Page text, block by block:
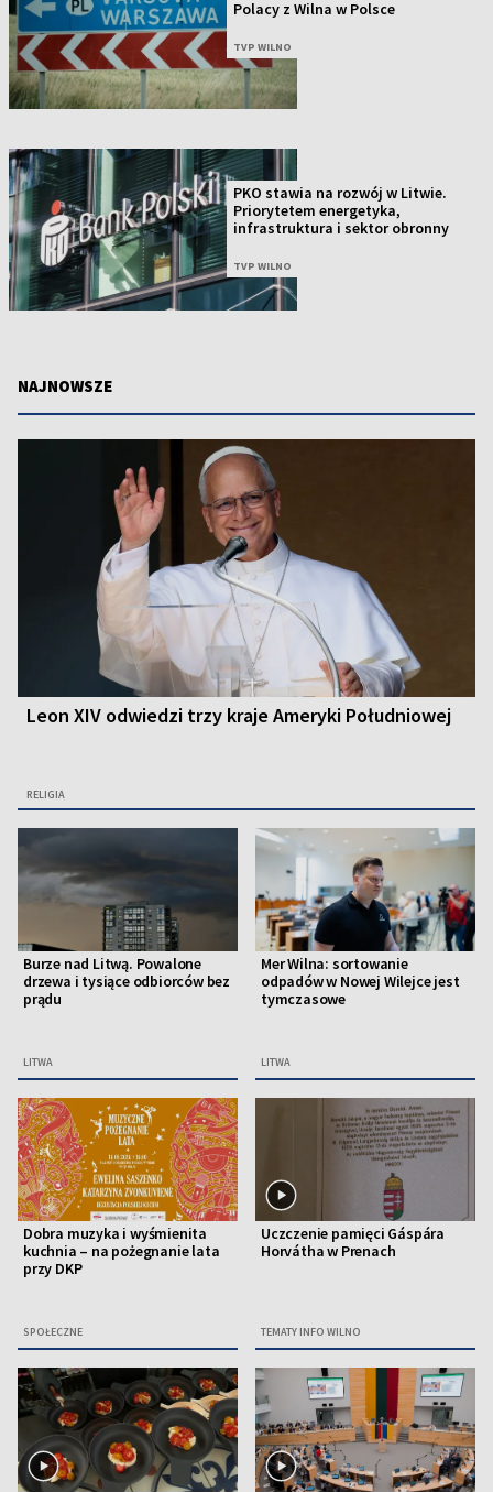
Polacy z Wilna w Polsce
TVP WILNO
PKO stawia na rozwój w Litwie.
Priorytetem energetyka,
infrastruktura i sektor obronny
TVP WILNO
NAJNOWSZE
Leon XIV odwiedzi trzy kraje Ameryki Południowej
RELIGIA
Burze nad Litwą. Powalone
drzewa i tysiące odbiorców bez
prądu
LITWA
Mer Wilna: sortowanie
odpadów w Nowej Wilejce jest
tymczasowe
LITWA
Dobra muzyka i wyśmienita
kuchnia – na pożegnanie lata
przy DKP
SPOŁECZNE
Uczczenie pamięci Gáspára
Horvátha w Prenach
TEMATY INFO WILNO